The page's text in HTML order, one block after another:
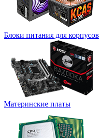
Блоки питания для корпусов
Материнские платы